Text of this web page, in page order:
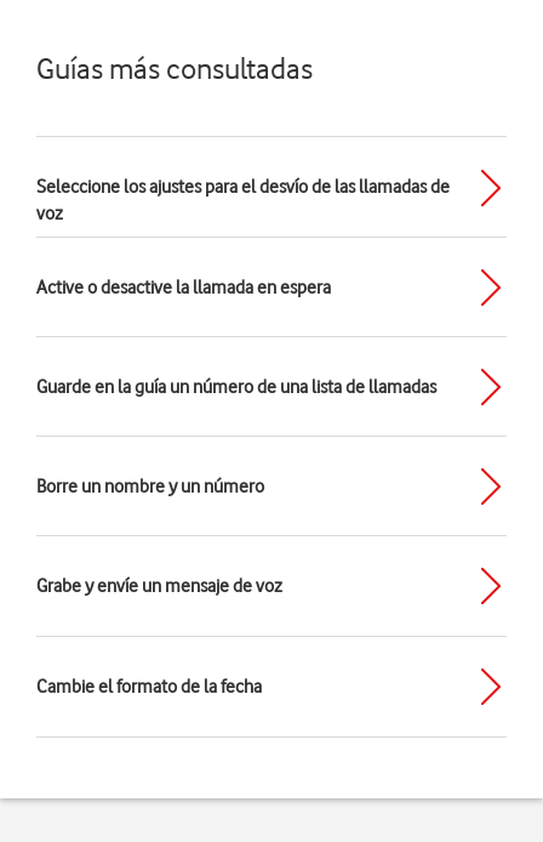
Guías más consultadas
Seleccione los ajustes para el desvío de las llamadas de
voz
Active o desactive la llamada en espera
Guarde en la guía un número de una lista de llamadas
Borre un nombre y un número
Grabe y envíe un mensaje de voz
Cambie el formato de la fecha